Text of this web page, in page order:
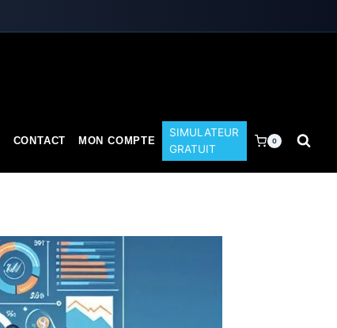
CONTACT MON COMPTE
SIMULATEUR
GRATUIT
0